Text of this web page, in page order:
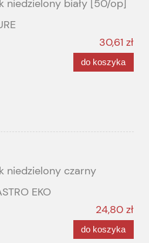
niedzielony biały [50/op]
30,61 zł
do koszyka
niedzielony czarny
EKO
24,80 zł
do koszyka